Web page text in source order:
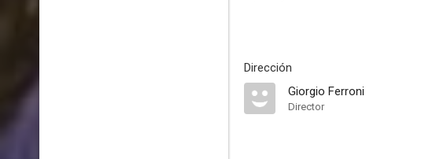
Dirección
Giorgio Ferroni
Director